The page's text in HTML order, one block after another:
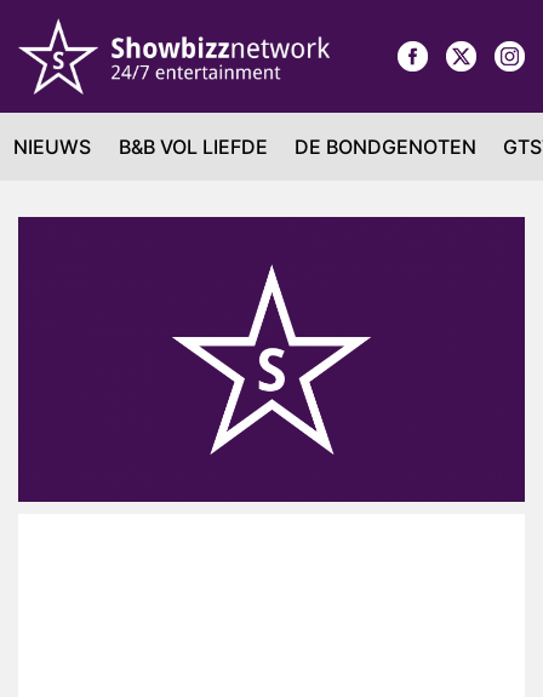
NIEUWS B&B VOL LIEFDE DE BONDGENOTEN